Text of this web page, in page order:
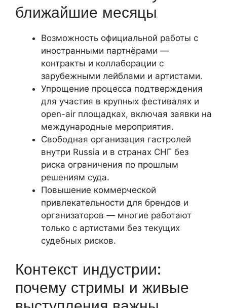
ближайшие месяцы
Возможность официальной работы с
иностранными партнёрами —
контракты и коллаборации с
зарубежными лейблами и артистами.
Упрощение процесса подтверждения
для участия в крупных фестивалях и
open-air площадках, включая заявки на
международные мероприятия.
Свободная организация гастролей
внутри Russia и в странах СНГ без
риска ограничения по прошлым
решениям суда.
Повышение коммерческой
привлекательности для брендов и
организаторов — многие работают
только с артистами без текущих
судебных рисков.
Контекст индустрии:
почему стримы и живые